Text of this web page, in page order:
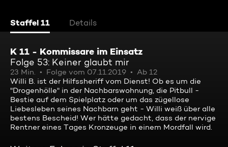
Staffel 11 Details
K 11 - Kommissare im Einsatz
Folge 53: Keiner glaubt mir
23 Min. Folge vom 07.11.2019
Ab 12
Willi B. ist der Hilfssheriff vom Dienst! Ob es um die
"Drogenhölle" in der Nachbarswohnung, die Pitbull -
Bestie auf dem Spielplatz oder um das zügellose
Liebesleben seines Nachbarn geht - Willi weiß über alle
bestens Bescheid! Wer hätte gedacht, dass der nervige
Rentner eines Tages Kronzeuge in einem Mordfall wird.